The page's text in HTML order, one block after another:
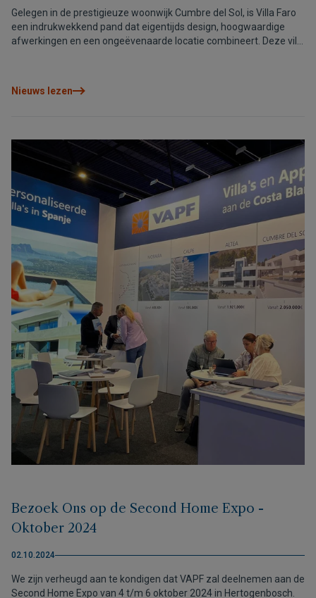
Gelegen in de prestigieuze woonwijk Cumbre del Sol, is Villa Faro
een indrukwekkend pand dat eigentijds design, hoogwaardige
afwerkingen en een ongeëvenaarde locatie combineert. Deze villa
over de nieuwste technologieën en een veelzijdige kelder. Gelegen
jouw ideale toevluchtsoord te worden!
Nieuws lezen
Bezoek Ons op de Second Home Expo -
Oktober 2024
02.10.2024
We zijn verheugd aan te kondigen dat VAPF zal deelnemen aan de
Second Home Expo van 4 t/m 6 oktober 2024 in Hertogenbosch.